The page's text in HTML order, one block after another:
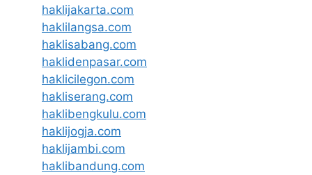
haklijakarta.com
haklilangsa.com
haklisabang.com
haklidenpasar.com
haklicilegon.com
hakliserang.com
haklibengkulu.com
haklijogja.com
haklijambi.com
haklibandung.com